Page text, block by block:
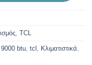
TCL
9000 btu tcl Κλιματιστικά